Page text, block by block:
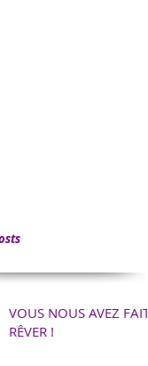
VOUS NOUS AVEZ FAIT
RÊVER !